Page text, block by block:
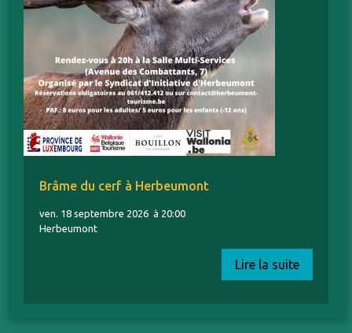
Brâme du cerf à Herbeumont
ven. 18 septembre 2026 à 20:00
Herbeumont
Lire la suite